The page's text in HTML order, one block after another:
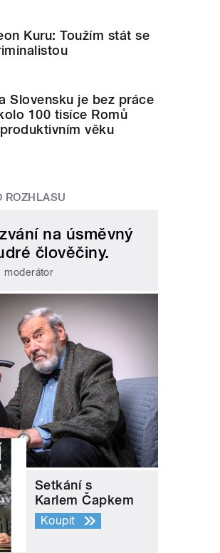
Kuru: Toužím stát se
Slovensku je bez práce
100 tisíce Romů
věku
ROZHLASU
na úsměvný
člověčiny.
moderátor
Setkání s
Karlem Čapkem
Koupit